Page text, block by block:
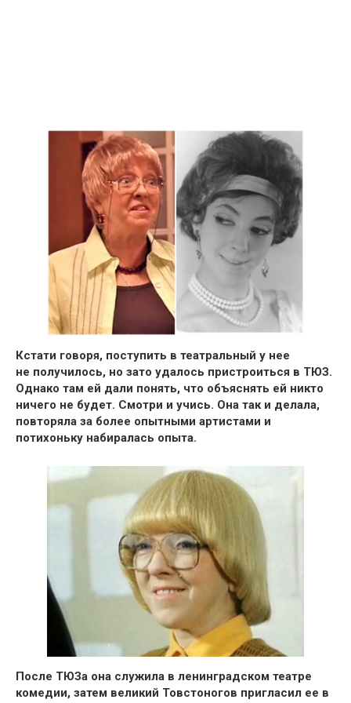
Кстати говоря, поступить в театральный у нее
не получилось, но зато удалось пристроиться в ТЮЗ.
Однако там ей дали понять, что объяснять ей никто
ничего не будет. Смотри и учись. Она так и делала,
повторяла за более опытными артистами и
потихоньку набиралась опыта.
После ТЮЗа она служила в ленинградском театре
комедии, затем великий Товстоногов пригласил ее в